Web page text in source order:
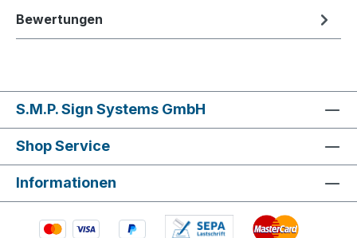
Bewertungen
S.M.P. Sign Systems GmbH
Shop Service
Informationen